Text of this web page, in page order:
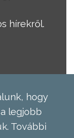
hírekről.
hogy
legjobb
További